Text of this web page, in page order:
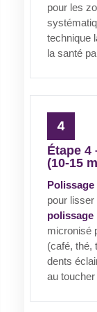
pour les
technique
la santé
Étape 4
(10-15
Polissage
pour lisser
polissage
micronisé
(café, thé,
dents
au toucher